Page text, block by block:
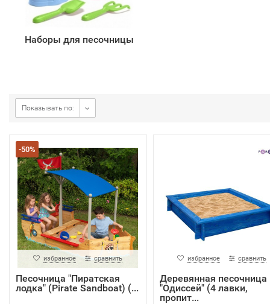
Наборы для песочницы
Показывать по:
-50%
избранное сравнить
Песочница "Пиратская
лодка" (Pirate Sandboat) (...
избранное сравнить
Деревянная песочница
"Одиссей" (4 лавки,
пропит...